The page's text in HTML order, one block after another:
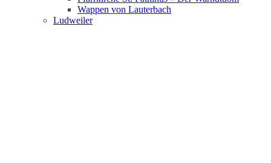
Wappen von Lauterbach
Ludweiler